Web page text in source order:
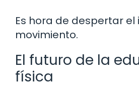
Es hora de despertar el
movimiento.
El futuro de la
física